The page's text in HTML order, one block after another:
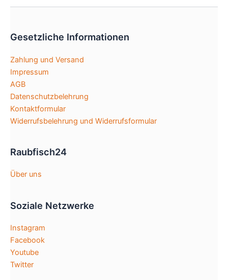
Gesetzliche Informationen
Zahlung und Versand
Impressum
AGB
Datenschutzbelehrung
Kontaktformular
Widerrufsbelehrung und Widerrufsformular
Raubfisch24
Über uns
Soziale Netzwerke
Instagram
Facebook
Youtube
Twitter